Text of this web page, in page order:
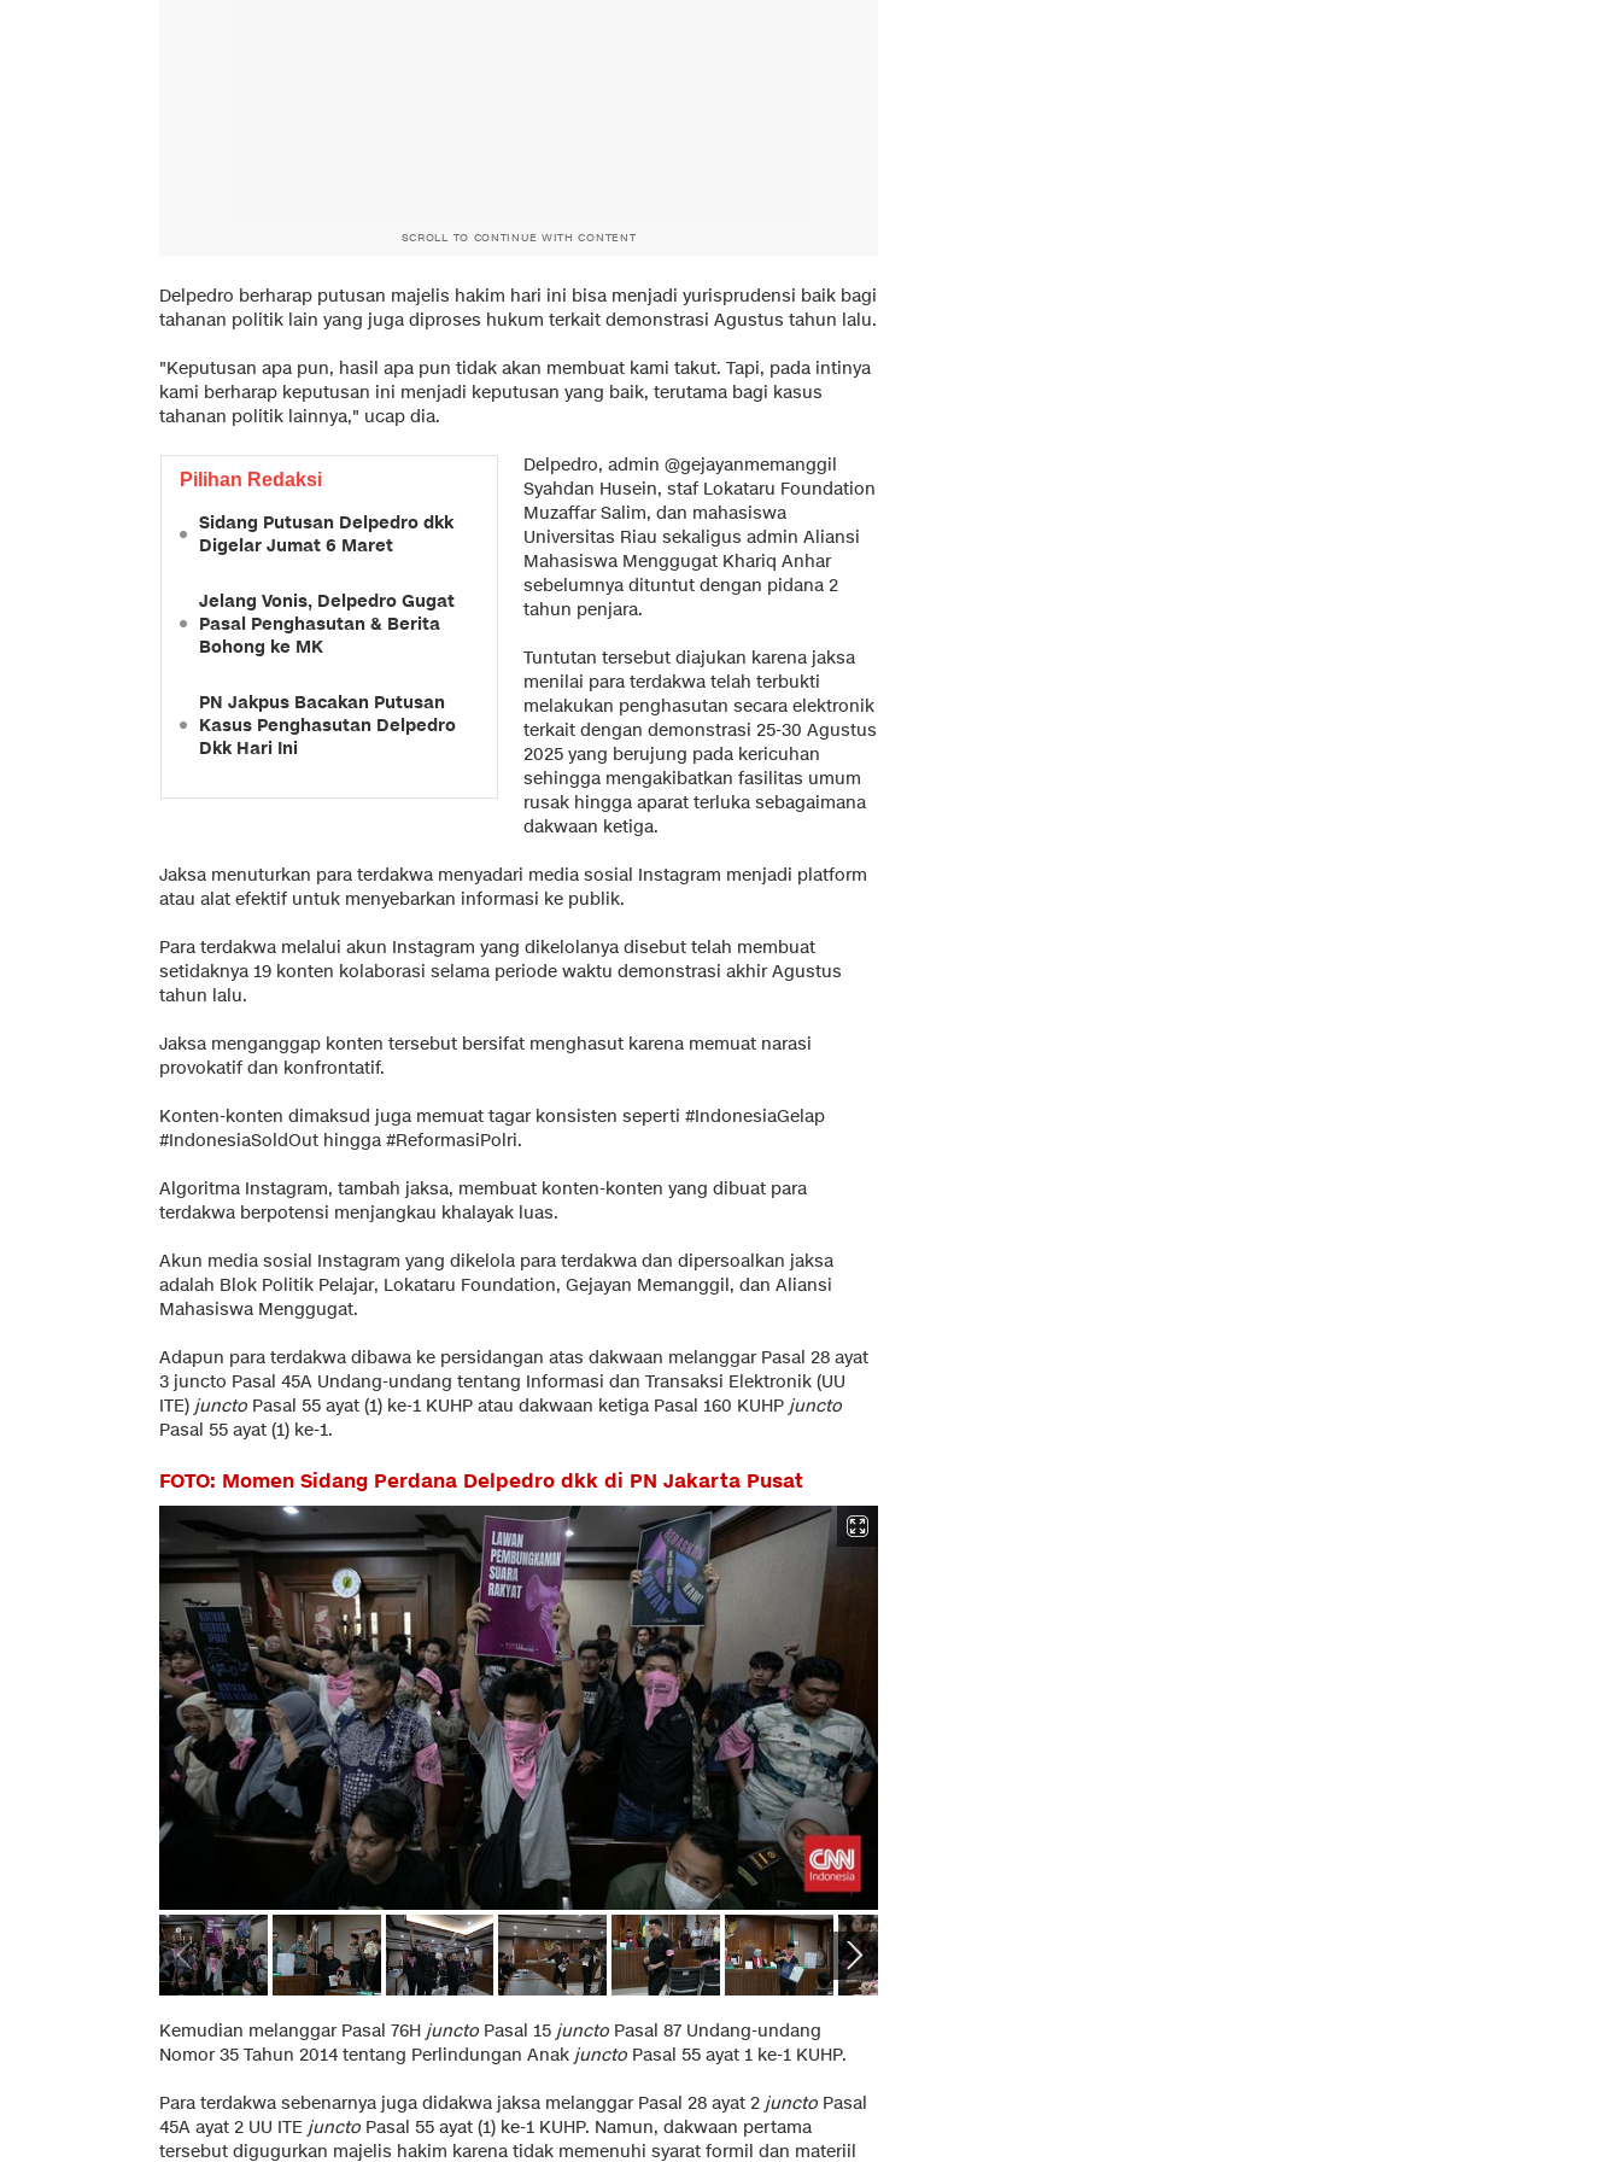
SCROLL TO CONTINUE WITH CONTENT
Delpedro berharap putusan majelis hakim hari ini bisa menjadi yurisprudensi baik bagi
tahanan politik lain yang juga diproses hukum terkait demonstrasi Agustus tahun lalu.
"Keputusan apa pun, hasil apa pun tidak akan membuat kami takut. Tapi, pada intinya
kami berharap keputusan ini menjadi keputusan yang baik, terutama bagi kasus
tahanan politik lainnya," ucap dia.
Pilihan Redaksi
Sidang Putusan Delpedro dkk
Digelar Jumat 6 Maret
Jelang Vonis, Delpedro Gugat
Pasal Penghasutan & Berita
Bohong ke MK
PN Jakpus Bacakan Putusan
Kasus Penghasutan Delpedro
Dkk Hari Ini
Delpedro, admin @gejayanmemanggil
Syahdan Husein, staf Lokataru Foundation
Muzaffar Salim, dan mahasiswa
Universitas Riau sekaligus admin Aliansi
Mahasiswa Menggugat Khariq Anhar
sebelumnya dituntut dengan pidana 2
tahun penjara.
Tuntutan tersebut diajukan karena jaksa
menilai para terdakwa telah terbukti
melakukan penghasutan secara elektronik
terkait dengan demonstrasi 25-30 Agustus
2025 yang berujung pada kericuhan
sehingga mengakibatkan fasilitas umum
rusak hingga aparat terluka sebagaimana
dakwaan ketiga.
Jaksa menuturkan para terdakwa menyadari media sosial Instagram menjadi platform
atau alat efektif untuk menyebarkan informasi ke publik.
Para terdakwa melalui akun Instagram yang dikelolanya disebut telah membuat
setidaknya 19 konten kolaborasi selama periode waktu demonstrasi akhir Agustus
tahun lalu.
Jaksa menganggap konten tersebut bersifat menghasut karena memuat narasi
provokatif dan konfrontatif.
Konten-konten dimaksud juga memuat tagar konsisten seperti #IndonesiaGelap
#IndonesiaSoldOut hingga #ReformasiPolri.
Algoritma Instagram, tambah jaksa, membuat konten-konten yang dibuat para
terdakwa berpotensi menjangkau khalayak luas.
Akun media sosial Instagram yang dikelola para terdakwa dan dipersoalkan jaksa
adalah Blok Politik Pelajar, Lokataru Foundation, Gejayan Memanggil, dan Aliansi
Mahasiswa Menggugat.
Adapun para terdakwa dibawa ke persidangan atas dakwaan melanggar Pasal 28 ayat
3 juncto Pasal 45A Undang-undang tentang Informasi dan Transaksi Elektronik (UU
ITE) juncto Pasal 55 ayat (1) ke-1 KUHP atau dakwaan ketiga Pasal 160 KUHP juncto
Pasal 55 ayat (1) ke-1.
FOTO: Momen Sidang Perdana Delpedro dkk di PN Jakarta Pusat
Kemudian melanggar Pasal 76H juncto Pasal 15 juncto Pasal 87 Undang-undang
Nomor 35 Tahun 2014 tentang Perlindungan Anak juncto Pasal 55 ayat 1 ke-1 KUHP.
Para terdakwa sebenarnya juga didakwa jaksa melanggar Pasal 28 ayat 2 juncto Pasal
45A ayat 2 UU ITE juncto Pasal 55 ayat (1) ke-1 KUHP. Namun, dakwaan pertama
tersebut digugurkan majelis hakim karena tidak memenuhi syarat formil dan materiil